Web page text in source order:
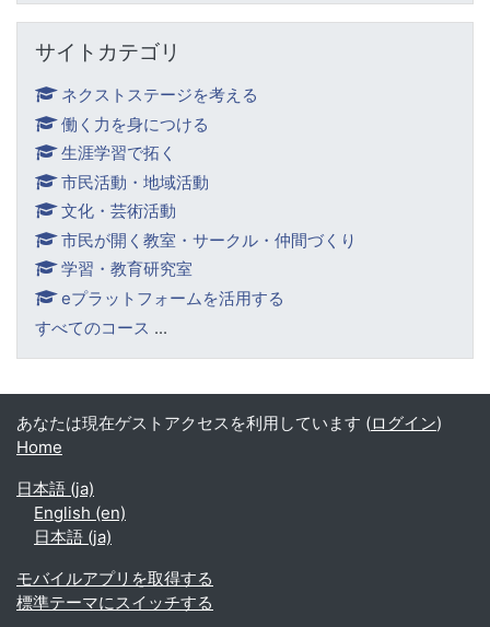
サイトカテゴリ
ネクストステージを考える
働く力を身につける
生涯学習で拓く
市民活動・地域活動
文化・芸術活動
市民が開く教室・サークル・仲間づくり
学習・教育研究室
eプラットフォームを活用する
すべてのコース ...
あなたは現在ゲストアクセスを利用しています (ログイン)
Home
日本語 ‎(ja)‎
English ‎(en)‎
日本語 ‎(ja)‎
モバイルアプリを取得する
標準テーマにスイッチする